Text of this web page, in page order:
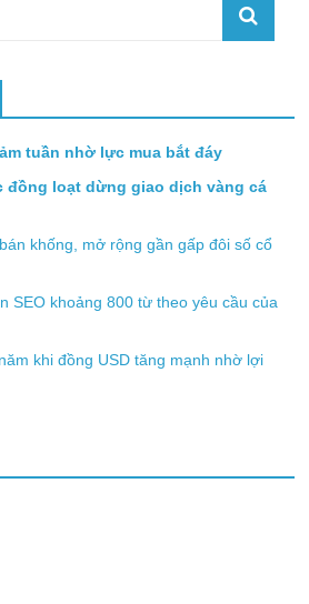
tuần nhờ lực mua bắt đáy
đồng loạt dừng giao dịch vàng cá
khống, mở rộng gần gấp đôi số cổ
SEO khoảng 800 từ theo yêu cầu của
khi đồng USD tăng mạnh nhờ lợi